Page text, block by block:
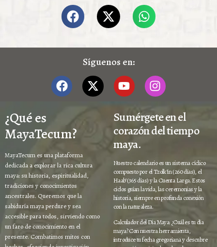
Síguenos en:
¿Qué es
MayaTecum?
MayaTecum es una plataforma
dedicada a explorar la rica cultura
maya: su historia, espiritualidad,
tradiciones y conocimientos
ancestrales. Queremos que la
sabiduría maya perdure y sea
accesible para todos, sirviendo como
un faro de conocimiento en el
presente. Combatimos mitos con
Sumérgete en el
corazón del tiempo
maya.
Nuestro calendario es un sistema cíclico
compuesto por el Tzolk’in (260 días), el
Haab’ (365 días) y la Cuenta Larga. Estos
ciclos guían la vida, las ceremonias y la
historia, siempre en profunda conexión
con la naturaleza.
Calculador del Día Maya: ¿Cuál es tu día
maya? Con nuestra herramienta,
introduce tu fecha gregoriana y descubre